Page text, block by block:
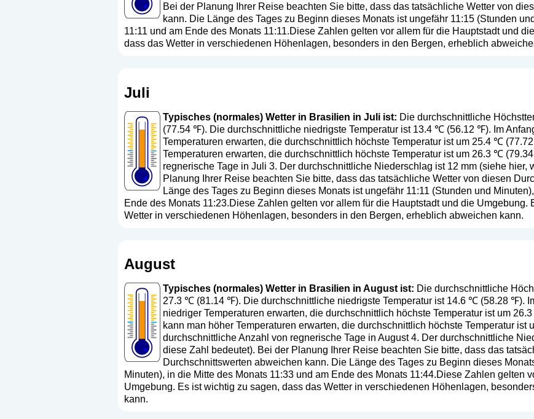
Bei der Planung Ihrer Reise beachten Sie bitte, dass das tatsächliche Wetter von
kann. Die Länge des Tages zu Beginn dieses Monats ist ungefähr 11:15 (Stunden
11:11 und am Ende des Monats 11:11.Diese Zahlen gelten vor allem für die Hauptstadt und
dass das Wetter in verschiedenen Höhenlagen, besonders in den Bergen, erheblich
Juli
Typisches (normales) Wetter in Brasilien in Juli ist: Die durchschnittliche
(77.54 ℉). Die durchschnittliche niedrigste Temperatur ist 13.4 ℃ (56.12 ℉). Im
Temperaturen erwarten, die durchschnittlich höchste Temperatur ist um 25.4 ℃
Temperaturen erwarten, die durchschnittlich höchste Temperatur ist um 26.3 ℃
regnerische Tage in Juli 3. Der durchschnittliche Niederschlag ist 12 mm (siehe hier,
Planung Ihrer Reise beachten Sie bitte, dass das tatsächliche Wetter von diesen
Länge des Tages zu Beginn dieses Monats ist ungefähr 11:11 (Stunden und
Ende des Monats 11:23.Diese Zahlen gelten vor allem für die Hauptstadt und die Umgebung.
Wetter in verschiedenen Höhenlagen, besonders in den Bergen, erheblich abweichen kann.
August
Typisches (normales) Wetter in Brasilien in August ist: Die durchschnittliche
27.3 ℃ (81.14 ℉). Die durchschnittliche niedrigste Temperatur ist 14.6 ℃ (58.28 ℉).
niedriger Temperaturen erwarten, die durchschnittlich höchste Temperatur ist um
kann man höher Temperaturen erwarten, die durchschnittlich höchste Temperatur
durchschnittliche Anzahl von regnerische Tage in August 4. Der durchschnittliche
diese Zahl bedeutet). Bei der Planung Ihrer Reise beachten Sie bitte, dass das
Durchschnittswerten abweichen kann. Die Länge des Tages zu Beginn dieses
Minuten), in die Mitte des Monats 11:33 und am Ende des Monats 11:44.Diese Zahlen gelten
Umgebung. Es ist wichtig zu sagen, dass das Wetter in verschiedenen Höhenlagen,
kann.